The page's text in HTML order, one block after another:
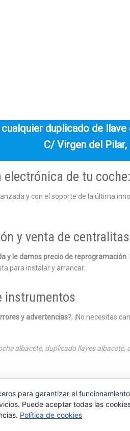
duplicado de
C/ Virgen del Pilar,
electrónica de tu coche:
y con el soporte de la última
y venta de
y le damos precio de reprogramación
para instalar y arrancar.
instrumentos
y advertencias?, ¡No necesitas
albacete, duplicado llaves albacete,
del pilar, 6 , Albacete 02006
para garantizar el
Puede aceptar todas las
Política de cookies